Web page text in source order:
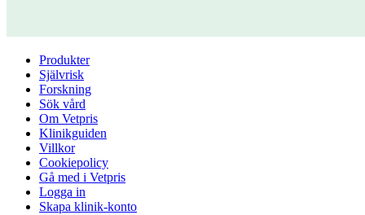
Produkter
Självrisk
Forskning
Sök vård
Om Vetpris
Klinikguiden
Villkor
Cookiepolicy
Gå med i Vetpris
Logga in
Skapa klinik-konto